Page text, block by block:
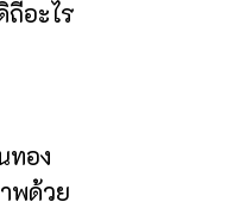
อะไร
ทอง
พด้วย